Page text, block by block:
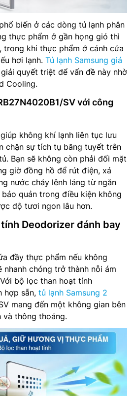
biến ở các dòng tủ lạnh phân
thực phẩm ở gần họng gió thì
trong khi thực phẩm ở cánh cửa
hơi lạnh. Tủ lạnh Samsung giá
giải quyết triệt để vấn đề này nhờ
Cooling.
SV với công
không khí lạnh liên tục lưu
chặn sự tích tụ băng tuyết trên
Bạn sẽ không còn phải đối mặt
giờ đồng hồ để rút điện, xả
nước chảy lênh láng từ ngăn
quản trong điều kiện không
độ tươi ngon lâu hơn.
Deodorizer đánh bay
đầy thực phẩm nếu không
chóng trở thành nỗi ám
bộ lọc than hoạt tính
hợp sẵn, tủ lạnh Samsung 2
mang đến một không gian bên
và thông thoáng.